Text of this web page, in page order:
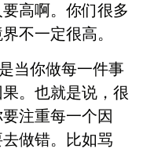
高啊。你们很多
不一定很高。
当你做每一件事
。也就是说，很
注重每一个因
做错。比如骂